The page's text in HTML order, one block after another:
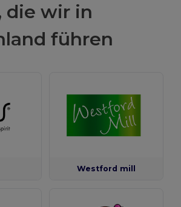
die wir in
führen
Westford mill